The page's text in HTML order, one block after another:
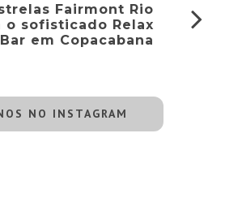
Fairmont Rio
o sofisticado Relax
em Copacabana
NO INSTAGRAM